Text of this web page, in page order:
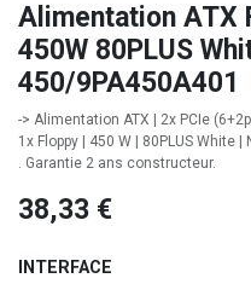
Alimentation ATX
450W 80PLUS
450/9PA450A401
-> Alimentation ATX | 2x PCIe
1x Floppy | 450 W | 80PLUS White
. Garantie 2 ans constructeur.
38,33 €
INTERFACE